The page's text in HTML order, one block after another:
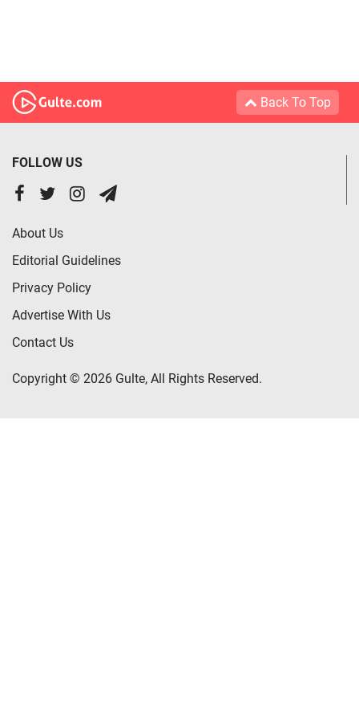
Back To Top
FOLLOW US
About Us
Editorial Guidelines
Privacy Policy
Advertise With Us
Contact Us
Copyright © 2026 Gulte, All Rights Reserved.